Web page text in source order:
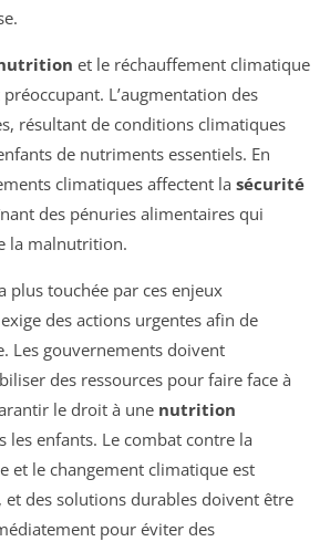
et le réchauffement climatique
L’augmentation des
résultant de conditions climatiques
de nutriments essentiels. En
climatiques affectent la sécurité
des pénuries alimentaires qui
la malnutrition.
plus touchée par ces enjeux
des actions urgentes afin de
Les gouvernements doivent
des ressources pour faire face à
le droit à une nutrition
les enfants. Le combat contre la
et le changement climatique est
des solutions durables doivent être
pour éviter des